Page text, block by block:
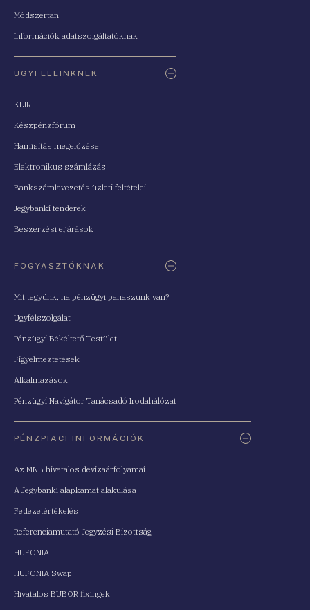
Módszertan
Információk adatszolgáltatóknak
ÜGYFELEINKNEK
KLIR
Készpénzfórum
Hamisítás megelőzése
Elektronikus számlázás
Bankszámlavezetés üzleti feltételei
Jegybanki tenderek
Beszerzési eljárások
FOGYASZTÓKNAK
Mit tegyünk, ha pénzügyi panaszunk van?
Ügyfélszolgálat
Pénzügyi Békéltető Testület
Figyelmeztetések
Alkalmazások
Pénzügyi Navigátor Tanácsadó Irodahálózat
PÉNZPIACI INFORMÁCIÓK
Az MNB hivatalos devizaárfolyamai
A Jegybanki alapkamat alakulása
Fedezetértékelés
Referenciamutató Jegyzési Bizottság
HUFONIA
HUFONIA Swap
Hivatalos BUBOR fixingek